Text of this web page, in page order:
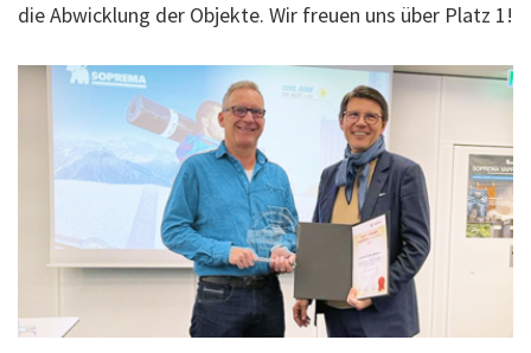
die Abwicklung der Objekte. Wir freuen uns über Platz 1!